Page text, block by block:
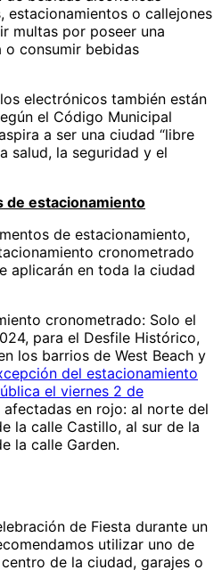
estacionamientos o callejones
multas por poseer una
consumir bebidas
electrónicos también están
el Código Municipal
a ser una ciudad “libre
salud, la seguridad y el
de estacionamiento
de estacionamiento,
cronometrado
aplicarán en toda la ciudad
cronometrado: Solo el
para el Desfile Histórico,
los barrios de West Beach y
del estacionamiento
el viernes 2 de
afectadas en rojo: al norte del
la calle Castillo, al sur de la
la calle Garden.
de Fiesta durante un
utilizar uno de
de la ciudad, garajes o